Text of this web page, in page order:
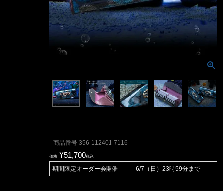
商品番号 356-112401-7116
価格 ¥51,700税込
期間限定オーダー会開催 6/7（日）23時59分まで